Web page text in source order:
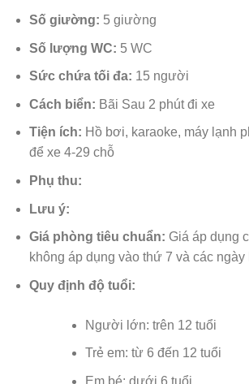
Số giường: 5 giường
Số lượng WC: 5 WC
Sức chứa tối đa: 15 người
Cách biển: Bãi Sau 2 phút đi xe
Tiện ích: Hồ bơi, karaoke, máy lạnh
để xe 4-29 chỗ
Phụ thu:
Lưu ý:
Giá phòng tiêu chuẩn: Giá áp dụng
không áp dụng vào thứ 7 và các ngày
Quy định độ tuổi:
Người lớn: trên 12 tuổi
Trẻ em: từ 6 đến 12 tuổi
Em bé: dưới 6 tuổi